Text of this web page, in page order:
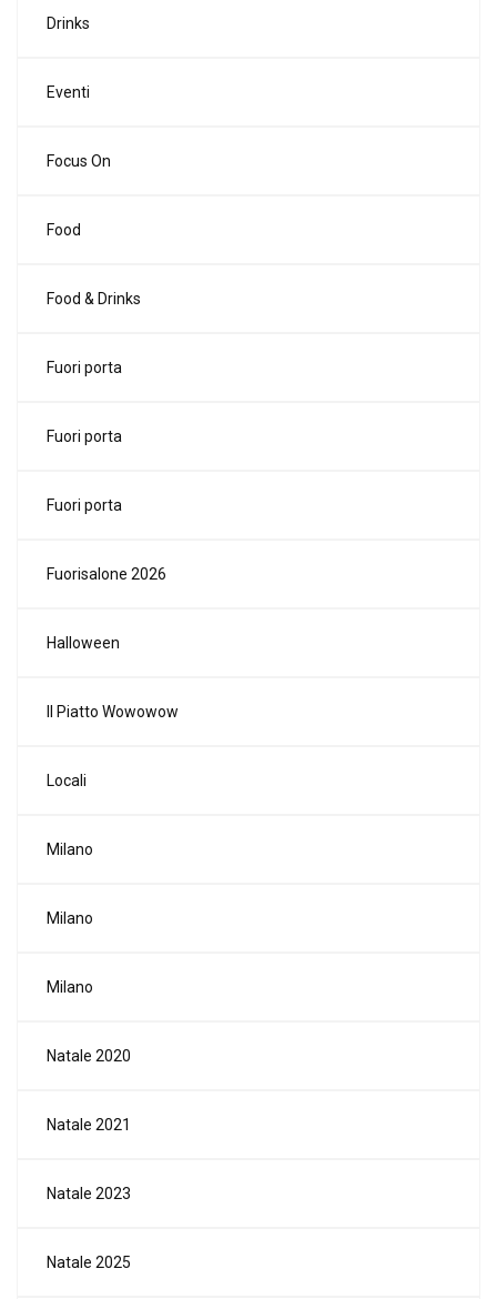
Drinks
Eventi
Focus On
Food
Food & Drinks
Fuori porta
Fuori porta
Fuori porta
Fuorisalone 2026
Halloween
Il Piatto Wowowow
Locali
Milano
Milano
Milano
Natale 2020
Natale 2021
Natale 2023
Natale 2025